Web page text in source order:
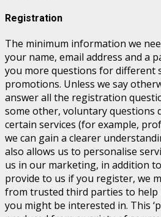
Registration
The minimum information we
your name, email address and a
you more questions for different
promotions. Unless we say
answer all the registration
some other, voluntary
certain services (for example,
we can gain a clearer
also allows us to personalise
us in our marketing, in addition
provide to us if you register, we
from trusted third parties to help
you might be interested in. This